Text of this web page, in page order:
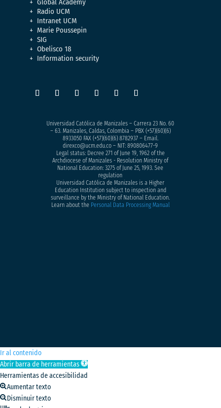
Global Academy
Radio UCM
Intranet UCM
Marie Poussepin
SIG
Obelisco 18
Information security
Universidad Católica de Manizales – Carrera 23 No. 60
– 63. Manizales, Caldas, Colombia – PBX (+57)(60)(6)
8933050FAX (+57)(60)(6) 8782937 – Email.
direxco@ucm.edu.co – NIT: 890806477-9
Legal status: Decree 271 of June 19, 1962 of the
Archdiocese of Manizales - Resolution Ministry of
National Education: 3275 of June 25, 1993. See
regulation
Universidad Católica de Manizales is a Higher
Education Institution subject to inspection and
surveillance by the Ministry of National Education.
Learn about the Personal Data Processing Manual
Ir al contenido
Abrir barra de herramientas
Herramientas de accesibilidad
Aumentar texto
Disminuir texto